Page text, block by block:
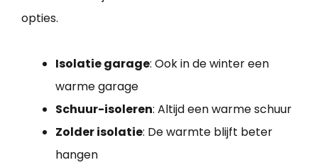
opties.
Isolatie garage: Ook in de winter een
warme garage
Schuur-isoleren: Altijd een warme schuur
Zolder isolatie: De warmte blijft beter
hangen